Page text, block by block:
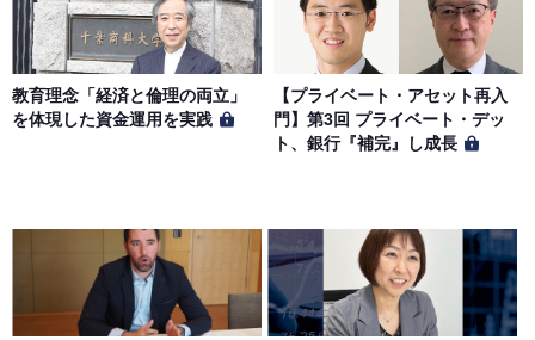
教育理念「経済と倫理の両立」
を体現した資金運用を実践
【プライベート・アセット再入
門】第3回 プライベート・デッ
ト、銀行『補完』し成長